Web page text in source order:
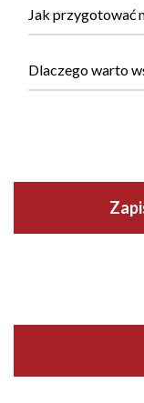
Jak przygotować
Dlaczego warto